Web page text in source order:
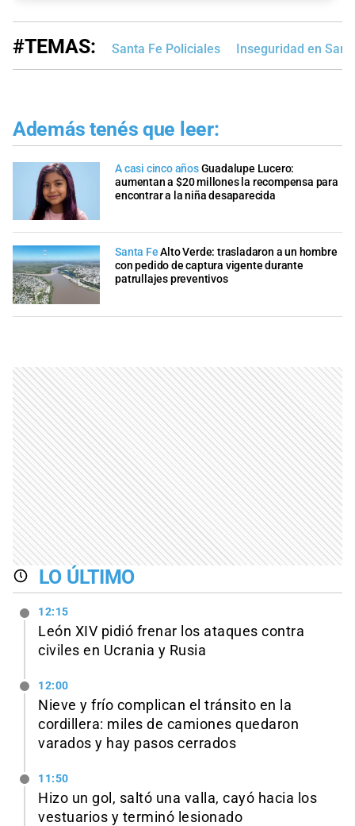
#TEMAS: Santa Fe Policiales Inseguridad en
Además tenés que leer:
A casi cinco añosGuadalupe Lucero:
aumentan a $20 millones la recompensa para
encontrar a la niña desaparecida
Santa Fe Alto Verde: trasladaron a un hombre
con pedido de captura vigente durante
patrullajes preventivos
LO ÚLTIMO
12:15
León XIV pidió frenar los ataques contra
civiles en Ucrania y Rusia
12:00
Nieve y frío complican el tránsito en la
cordillera: miles de camiones quedaron
varados y hay pasos cerrados
11:50
Hizo un gol, saltó una valla, cayó hacia los
vestuarios y terminó lesionado